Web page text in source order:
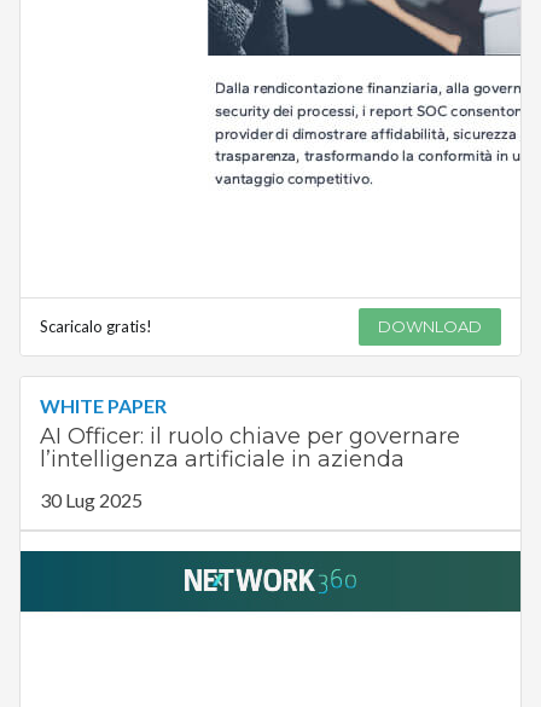
Scaricalo gratis! DOWNLOAD
WHITE PAPER
AI Officer: il ruolo chiave per governare
l’intelligenza artificiale in azienda
30 Lug 2025